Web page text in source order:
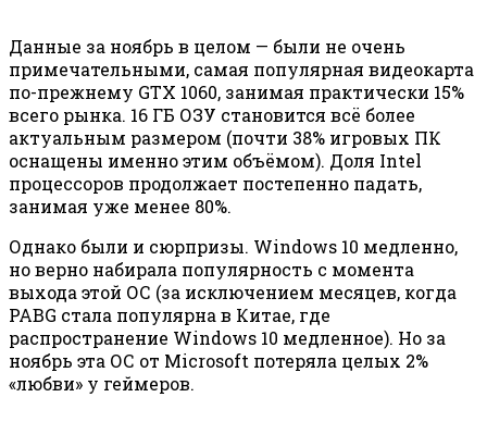
Данные за ноябрь в целом — были не очень
примечательными, самая популярная видеокарта
по-прежнему GTX 1060, занимая практически 15%
всего рынка. 16 ГБ ОЗУ становится всё более
актуальным размером (почти 38% игровых ПК
оснащены именно этим объёмом). Доля Intel
процессоров продолжает постепенно падать,
занимая уже менее 80%.
Однако были и сюрпризы. Windows 10 медленно,
но верно набирала популярность с момента
выхода этой ОС (за исключением месяцев, когда
PABG стала популярна в Китае, где
распространение Windows 10 медленное). Но за
ноябрь эта ОС от Microsoft потеряла целых 2%
«любви» у геймеров.